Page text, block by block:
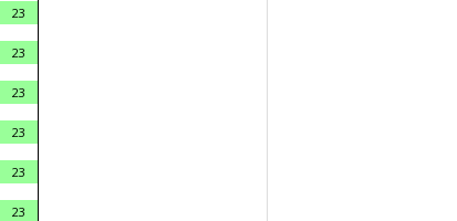
23
23
23
23
23
23